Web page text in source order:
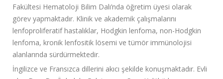
Fakültesi Hematoloji Bilim Dalı’nda öğretim üyesi olarak
görev yapmaktadır. Klinik ve akademik çalışmalarını
lenfoproliferatif hastalıklar, Hodgkin lenfoma, non-Hodgkin
lenfoma, kronik lenfositik lösemi ve tümör immünolojisi
alanlarında sürdürmektedir.
İngilizce ve Fransızca dillerini akıcı şekilde konuşmaktadır. Evli